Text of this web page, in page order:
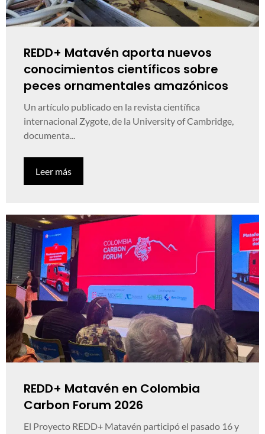
REDD+ Matavén aporta nuevos
conocimientos científicos sobre
peces ornamentales amazónicos
Un artículo publicado en la revista científica
internacional Zygote, de la University of Cambridge,
documenta...
Leer más
REDD+ Matavén en Colombia
Carbon Forum 2026
El Proyecto REDD+ Matavén participó el pasado 16 y